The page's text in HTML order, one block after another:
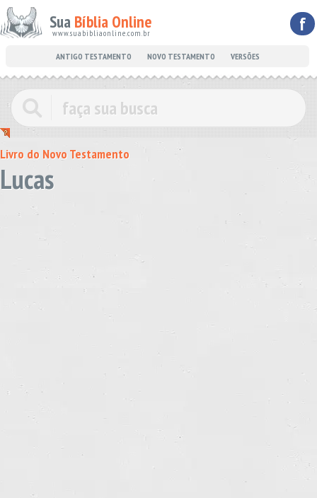
Sua Bíblia Online
www.suabibliaonline.com.br f
ANTIGO TESTAMENTO NOVO TESTAMENTO VERSÕES
Livro do Novo Testamento
Lucas